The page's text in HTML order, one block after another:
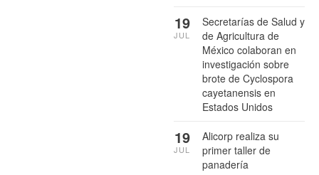
Secretarías de Salud y
de Agricultura de
México colaboran en
investigación sobre
brote de Cyclospora
cayetanensis en
Estados Unidos
19
JUL
Alicorp realiza su
primer taller de
panadería
19
JUL